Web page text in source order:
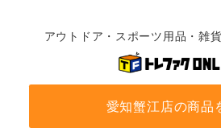
アウトドア・スポーツ用品・雑
愛知蟹江店の商品